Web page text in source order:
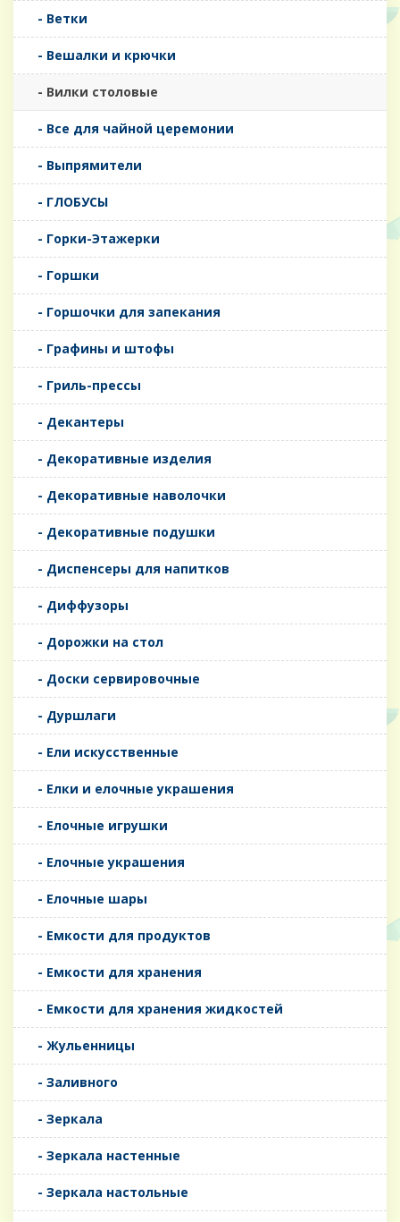
- Ветки
- Вешалки и крючки
- Вилки столовые
- Все для чайной церемонии
- Выпрямители
- ГЛОБУСЫ
- Горки-Этажерки
- Горшки
- Горшочки для запекания
- Графины и штофы
- Гриль-прессы
- Декантеры
- Декоративные изделия
- Декоративные наволочки
- Декоративные подушки
- Диспенсеры для напитков
- Диффузоры
- Дорожки на стол
- Доски сервировочные
- Дуршлаги
- Ели искусственные
- Елки и елочные украшения
- Елочные игрушки
- Елочные украшения
- Елочные шары
- Емкости для продуктов
- Емкости для хранения
- Емкости для хранения жидкостей
- Жульенницы
- Заливного
- Зеркала
- Зеркала настенные
- Зеркала настольные